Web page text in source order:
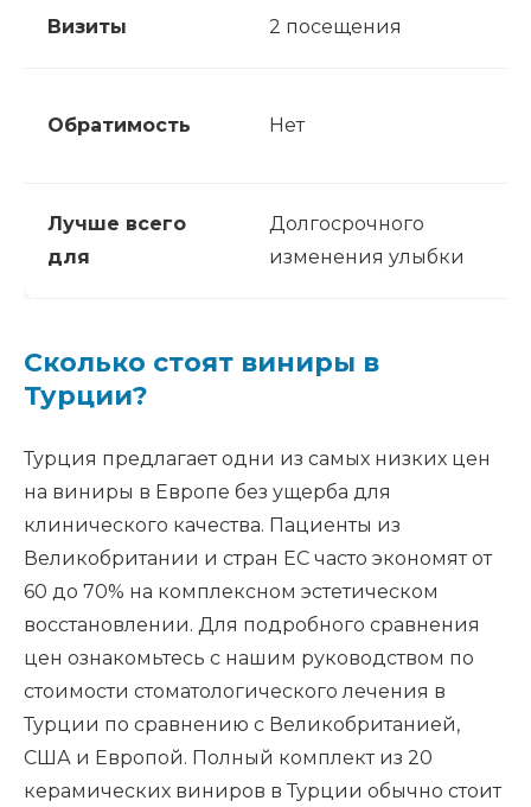
Визиты 2 посещения
Обратимость Нет
Лучше всего
для
Долгосрочного
изменения улыбки
Сколько стоят виниры в
Турции?
Турция предлагает одни из самых низких цен
на виниры в Европе без ущерба для
клинического качества. Пациенты из
Великобритании и стран ЕС часто экономят от
60 до 70% на комплексном эстетическом
восстановлении. Для подробного сравнения
цен ознакомьтесь с нашим руководством по
стоимости стоматологического лечения в
Турции по сравнению с Великобританией,
США и Европой. Полный комплект из 20
керамических виниров в Турции обычно стоит